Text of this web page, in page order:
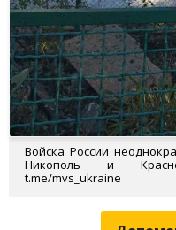
Войска России
Никополь и
t.me/mvs_ukraine